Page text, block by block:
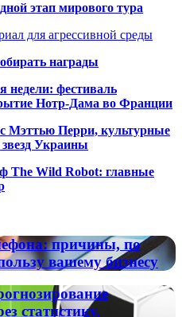
этап мирового тура
для агрессивной среды
награды
недели: фестиваль
Нотр-Дама во Франции
Мэттью Перри, культурные
Украины
The Wild Robot: главные
причины, по
вашему бизнесу
статистику,